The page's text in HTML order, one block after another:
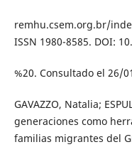
remhu.csem.org.br/
ISSN 1980-8585. DOI:
%20. Consultado el 26/
GAVAZZO, Natalia;
generaciones como
familias migrantes del